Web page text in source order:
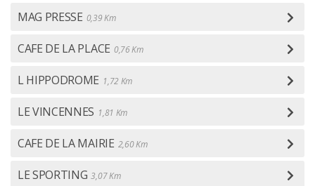
MAG PRESSE 0,39 Km
CAFE DE LA PLACE 0,76 Km
L HIPPODROME 1,72 Km
LE VINCENNES 1,81 Km
CAFE DE LA MAIRIE 2,60 Km
LE SPORTING 3,07 Km